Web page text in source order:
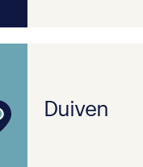
Duiven